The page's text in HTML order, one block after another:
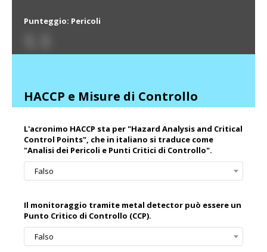
Punteggio: Pericoli
HACCP e Misure di Controllo
L'acronimo HACCP sta per "Hazard Analysis and Critical
Control Points", che in italiano si traduce come
"Analisi dei Pericoli e Punti Critici di Controllo".
Falso
Il monitoraggio tramite metal detector può essere un
Punto Critico di Controllo (CCP).
Falso